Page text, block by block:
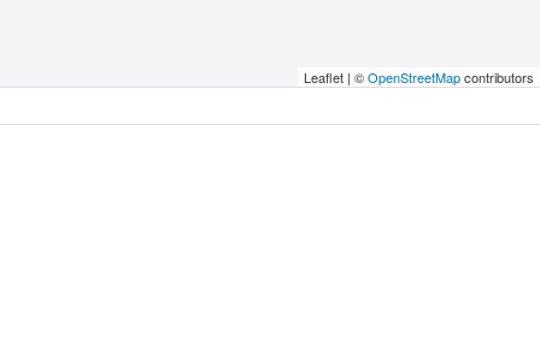
Leaflet | ©OpenStreetMapcontributors